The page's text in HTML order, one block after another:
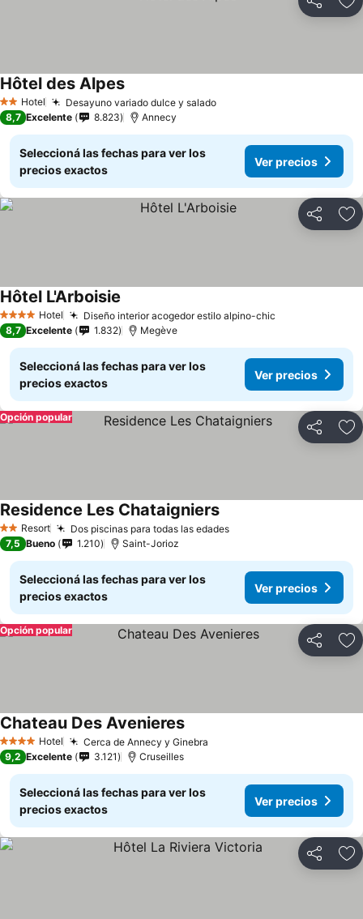
Compartir
2 Estrellas
Hotel Desayuno variado dulce y saladoVer precios
Hôtel des AlpesVer precios
8,7 Excelente 8.823 Annecy
Seleccioná las fechas para ver los
precios exactos
Ver precios
Compartir
4 EstrellasHotel Diseño interior acogedor estilo alpino-chic
Hôtel L'Arboisie
8,7 Excelente 1.832 Megève
Seleccioná las fechas para ver los
precios exactos
Ver precios
Compartir
Opción popular
2 Estrellas
Resort Dos piscinas para todas las edadesVer precios
Residence Les ChataigniersVer precios
7,5 Bueno 1.210 Saint-Jorioz
Seleccioná las fechas para ver los
precios exactos
Ver precios
Compartir
Opción popular
4 EstrellasHotel Cerca de Annecy y Ginebra
Chateau Des AvenieresVer precios
9,2 Excelente 3.121 Cruseilles
Seleccioná las fechas para ver los
precios exactos
Ver precios
Compartir